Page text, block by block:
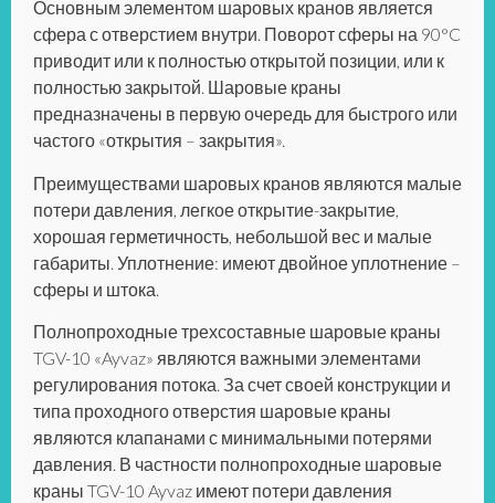
Основным элементом шаровых кранов является
сфера с отверстием внутри. Поворот сферы на 90°C
приводит или к полностью открытой позиции, или к
полностью закрытой. Шаровые краны
предназначены в первую очередь для быстрого или
частого «открытия – закрытия».
Преимуществами шаровых кранов являются малые
потери давления, легкое открытие-закрытие,
хорошая герметичность, небольшой вес и малые
габариты. Уплотнение: имеют двойное уплотнение –
сферы и штока.
Полнопроходные трехсоставные шаровые краны
TGV-10 «Ayvaz» являются важными элементами
регулирования потока. За счет своей конструкции и
типа проходного отверстия шаровые краны
являются клапанами с минимальными потерями
давления. В частности полнопроходные шаровые
краны TGV-10 Ayvaz имеют потери давления